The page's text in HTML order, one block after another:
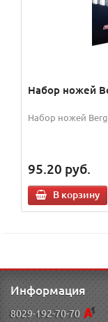
Набор ножей
Набор ножей
95.20 руб.
В корзину
Информация
8029-192-70-70